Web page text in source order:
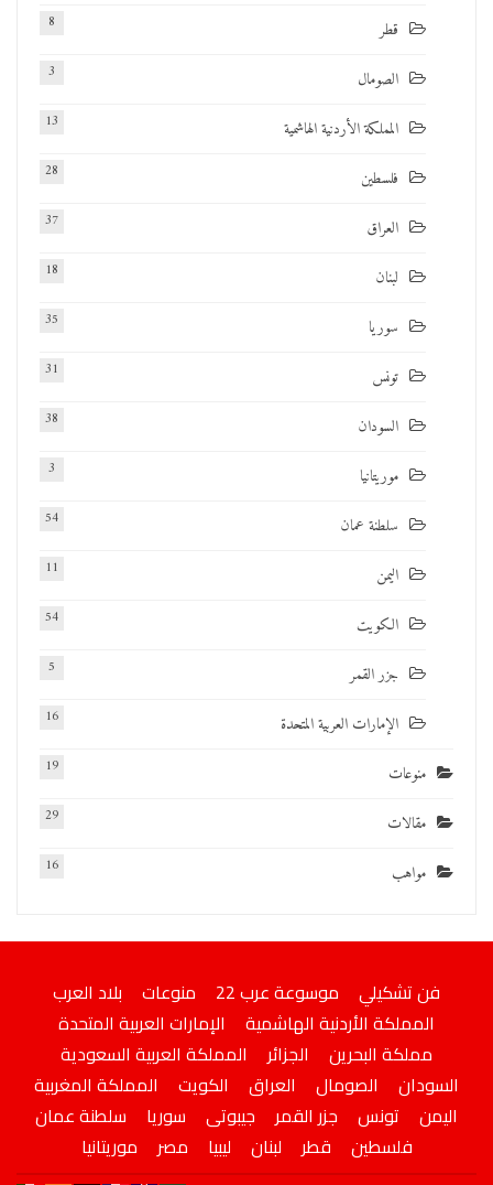
قطر 8
الصومال 3
المملكة الأردنية الهاشمية 13
فلسطين 28
العراق 37
لبنان 18
سوريا 35
تونس 31
السودان 38
موريتانيا 3
سلطنة عمان 54
اليمن 11
الكويت 54
جزر القمر 5
الإمارات العربية المتحدة 16
منوعات 19
مقالات 29
مواهب 16
فن تشكيلي موسوعة عرب 22 منوعات
بلاد العرب
المملكة الأردنية الهاشمية
الإمارات العربية المتحدة
مملكة البحرين
الجزائر
المملكة العربية السعودية
السودان
الصومال العراق الكويت
المملكة المغربية
اليمن
تونس جزر القمر جيبوتى سوريا
سلطنة عمان
فلسطين
قطر لبنان ليبيا مصر موريتانيا